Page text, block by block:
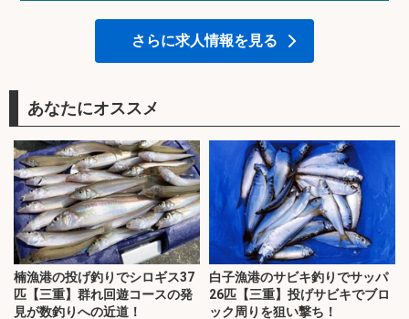
さらに求人情報を見る
あなたにオススメ
楠漁港の投げ釣りでシロギス37
匹【三重】群れ回遊コースの発
見が数釣りへの近道！
白子漁港のサビキ釣りでサッパ
26匹【三重】投げサビキでブロ
ック周りを狙い撃ち！